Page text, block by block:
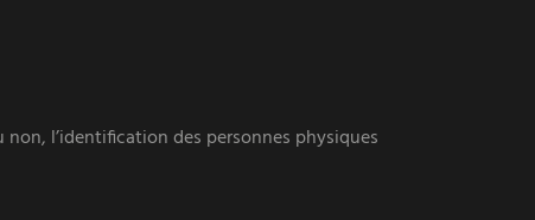
l’identification des personnes physiques